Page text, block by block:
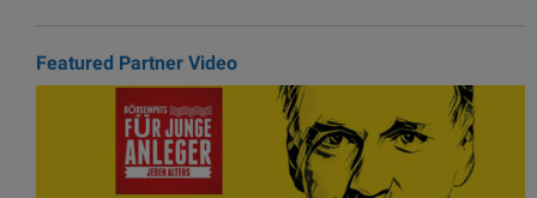
Featured Partner Video